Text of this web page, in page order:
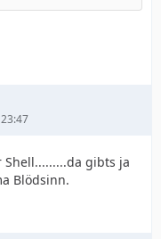
gibts ja
Blödsinn.